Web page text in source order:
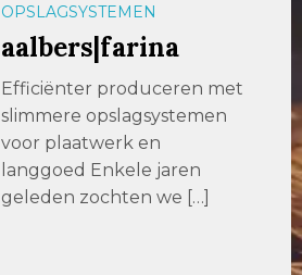
OPSLAGSYSTEMEN
aalbers|farina
Efficiënter produceren met
slimmere opslagsystemen
voor plaatwerk en
langgoed Enkele jaren
geleden zochten we […]